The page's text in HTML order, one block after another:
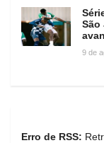
São
9 de
Erro de RSS: